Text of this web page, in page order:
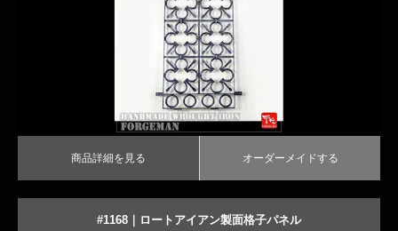
オーダーメイドする
商品詳細を見る オーダーメイドする
#1168｜ロートアイアン製面格子パネル